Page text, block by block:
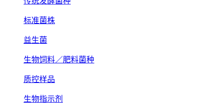
标准菌株
益生菌
生物饲料／肥料菌种
质控样品
生物指示剂